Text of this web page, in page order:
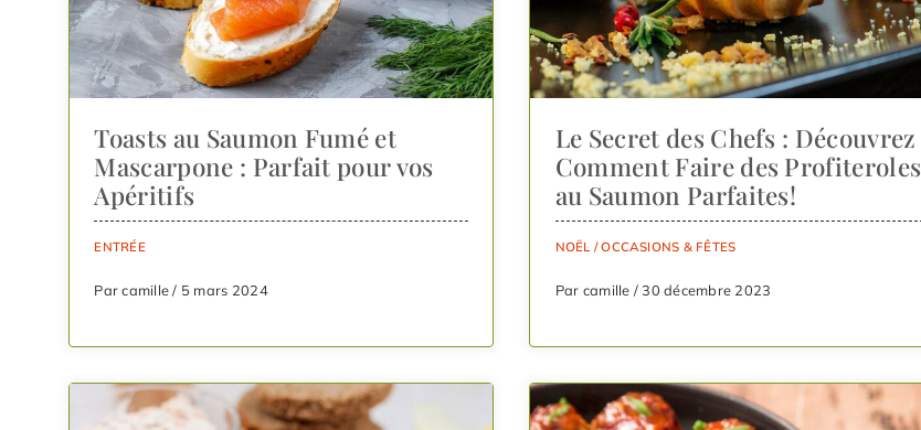
Toasts au Saumon Fumé et
Mascarpone : Parfait pour vos
Apéritifs
ENTRÉE
Par camille / 5 mars 2024
Le Secret des Chefs : Découvrez
Comment Faire des Profiteroles
au Saumon Parfaites!
NOËL/OCCASIONS & FÊTES
Par camille / 30 décembre 2023